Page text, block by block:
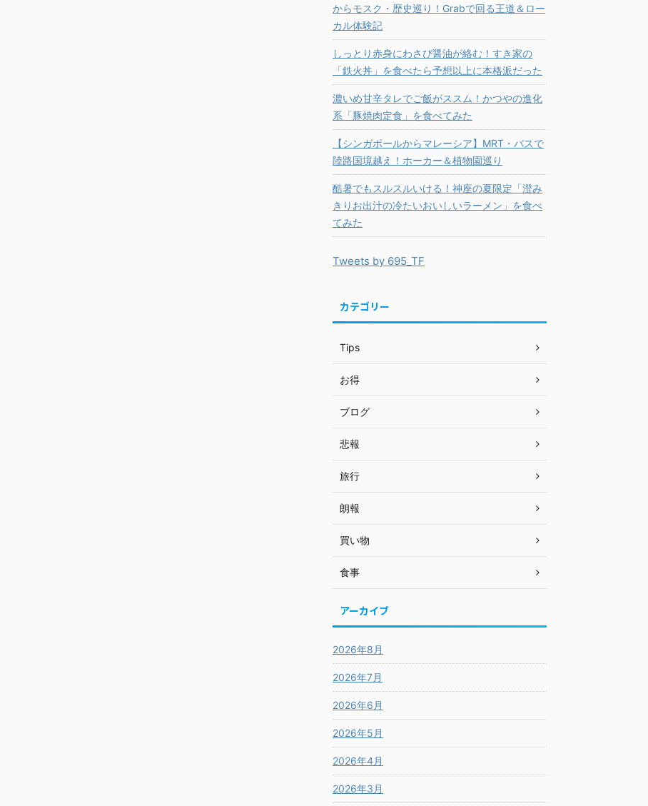
からモスク・歴史巡り！Grabで回る王道＆ロー
カル体験記
しっとり赤身にわさび醤油が絡む！すき家の
「鉄火丼」を食べたら予想以上に本格派だった
濃いめ甘辛タレでご飯がススム！かつやの進化
系「豚焼肉定食」を食べてみた
【シンガポールからマレーシア】MRT・バスで
陸路国境越え！ホーカー＆植物園巡り
酷暑でもスルスルいける！神座の夏限定「澄み
きりお出汁の冷たいおいしいラーメン」を食べ
てみた
Tweets by 695_TF
カテゴリー
Tips
お得
ブログ
悲報
旅行
朗報
買い物
食事
アーカイブ
2026年8月
2026年7月
2026年6月
2026年5月
2026年4月
2026年3月